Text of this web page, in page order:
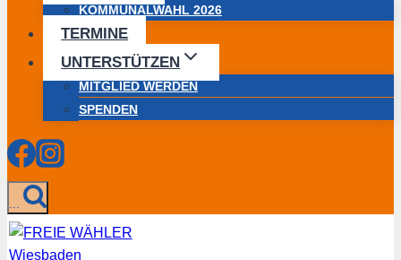
KOMMUNALWAHL 2026
TERMINE
UNTERSTÜTZEN
MITGLIED WERDEN
SPENDEN
...